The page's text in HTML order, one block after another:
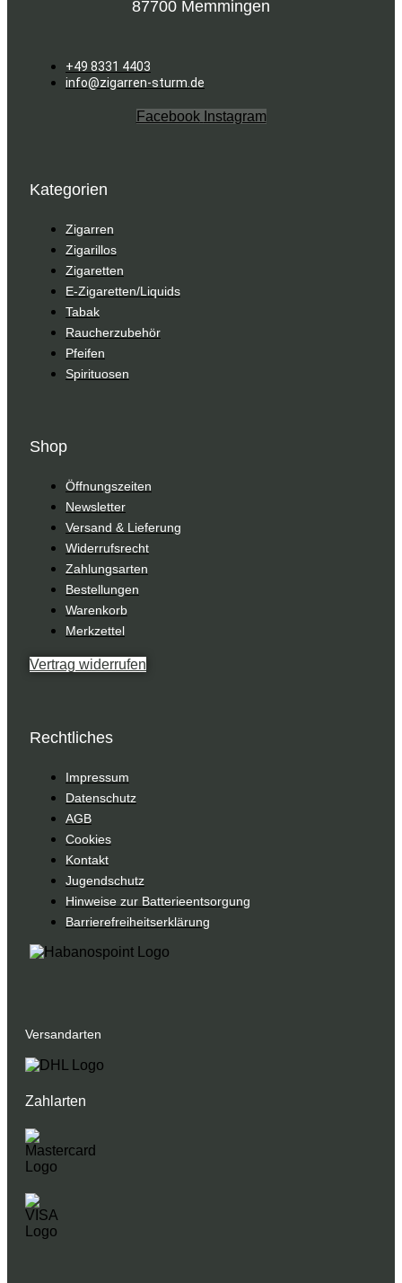
87700 Memmingen
+49 8331 4403
info@zigarren-sturm.de
Facebook Instagram
Kategorien
Zigarren
Zigarillos
Zigaretten
E-Zigaretten/Liquids
Tabak
Raucherzubehör
Pfeifen
Spirituosen
Shop
Öffnungszeiten
Newsletter
Versand & Lieferung
Widerrufsrecht
Zahlungsarten
Bestellungen
Warenkorb
Merkzettel
Vertrag widerrufen
Rechtliches
Impressum
Datenschutz
AGB
Cookies
Kontakt
Jugendschutz
Hinweise zur Batterieentsorgung
Barrierefreiheitserklärung
Versandarten
Zahlarten